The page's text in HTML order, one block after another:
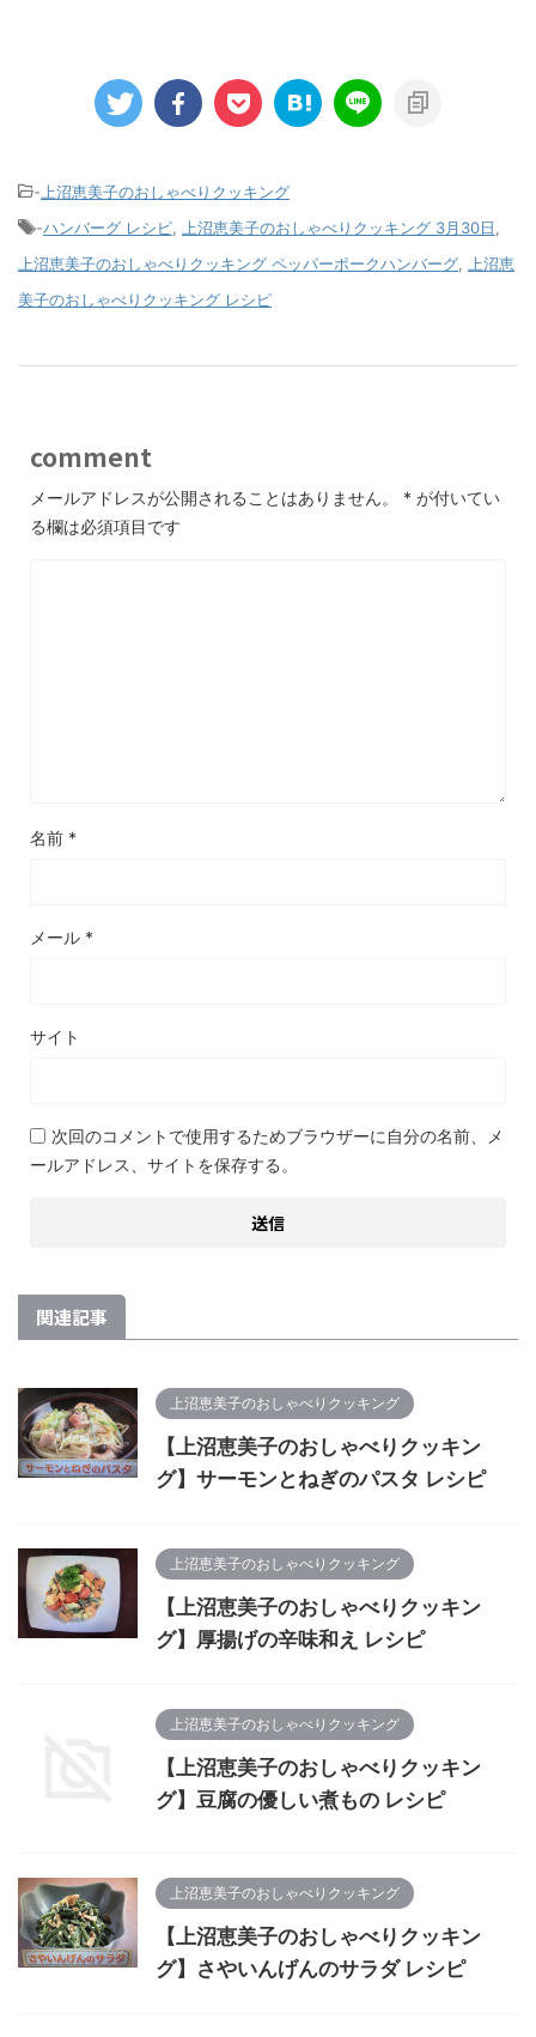
- 上沼恵美子のおしゃべりクッキング
-ハンバーグ レシピ 上沼恵美子のおしゃべりクッキング 3月30日
上沼恵美子のおしゃべりクッキング ペッパーポークハンバーグ
上沼恵
美子のおしゃべりクッキング レシピ
comment
メールアドレスが公開されることはありません。 * が付いてい
る欄は必須項目です
名前 *
メール *
サイト
次回のコメントで使用するためブラウザーに自分の名前、メ
ールアドレス、サイトを保存する。
関連記事
上沼恵美子のおしゃべりクッキング
【上沼恵美子のおしゃべりクッキン
グ】サーモンとねぎのパスタ レシピ
上沼恵美子のおしゃべりクッキング
【上沼恵美子のおしゃべりクッキン
グ】厚揚げの辛味和え レシピ
上沼恵美子のおしゃべりクッキング
【上沼恵美子のおしゃべりクッキン
グ】豆腐の優しい煮もの レシピ
上沼恵美子のおしゃべりクッキング
【上沼恵美子のおしゃべりクッキン
グ】さやいんげんのサラダ レシピ